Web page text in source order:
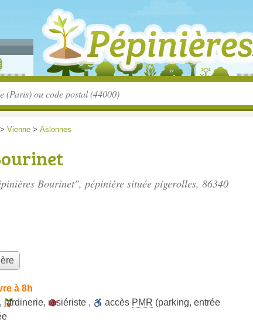
> Vienne > Aslonnes
Bourinet", pépinière située pigerolles, 86340
à 8h
, jardinerie, rosiériste , accès PMR (parking, entrée